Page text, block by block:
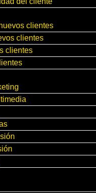
clientes
clientes
clientes